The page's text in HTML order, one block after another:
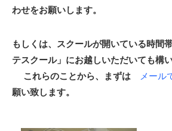
わせをお願いします。
もしくは、スクールが開いている時間
テスクール」にお越しいただいても構い
これらのことから、まずは メール
願い致します。